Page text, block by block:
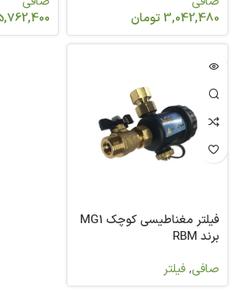
3,042,480تومان
فیلتر مغناطیسی کوچک MG1
برند RBM
صافی, فیلتر